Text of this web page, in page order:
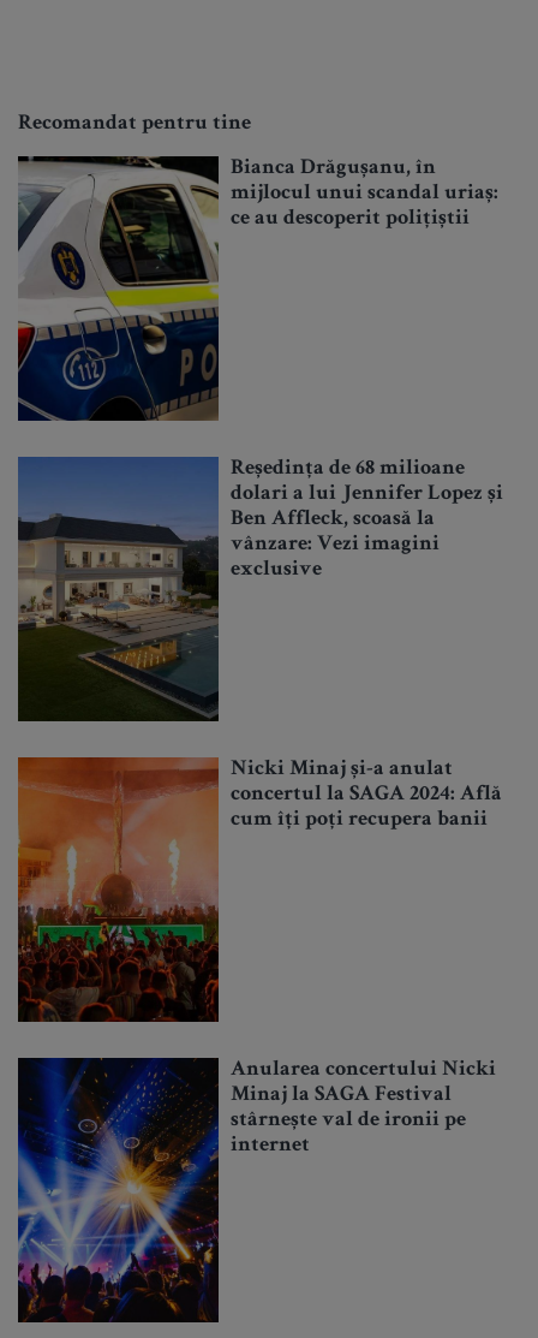
Recomandat pentru tine
Bianca Drăgușanu, în
mijlocul unui scandal uriaș:
ce au descoperit polițiștii
Reședința de 68 milioane
dolari a lui Jennifer Lopez și
Ben Affleck, scoasă la
vânzare: Vezi imagini
exclusive
Nicki Minaj și-a anulat
concertul la SAGA 2024: Află
cum îți poți recupera banii
Anularea concertului Nicki
Minaj la SAGA Festival
stârnește val de ironii pe
internet